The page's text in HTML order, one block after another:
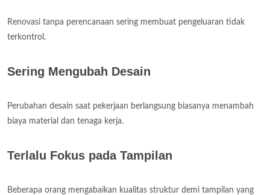
Renovasi tanpa perencanaan sering membuat pengeluaran tidak
terkontrol.
Sering Mengubah Desain
Perubahan desain saat pekerjaan berlangsung biasanya menambah
biaya material dan tenaga kerja.
Terlalu Fokus pada Tampilan
Beberapa orang mengabaikan kualitas struktur demi tampilan yang